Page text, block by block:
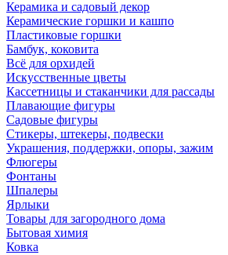
Керамика и садовый декор
Керамические горшки и кашпо
Пластиковые горшки
Бамбук, коковита
Всё для орхидей
Искусственные цветы
Кассетницы и стаканчики для рассады
Плавающие фигуры
Садовые фигуры
Стикеры, штекеры, подвески
Украшения, поддержки, опоры, зажим
Флюгеры
Фонтаны
Шпалеры
Ярлыки
Товары для загородного дома
Бытовая химия
Ковка